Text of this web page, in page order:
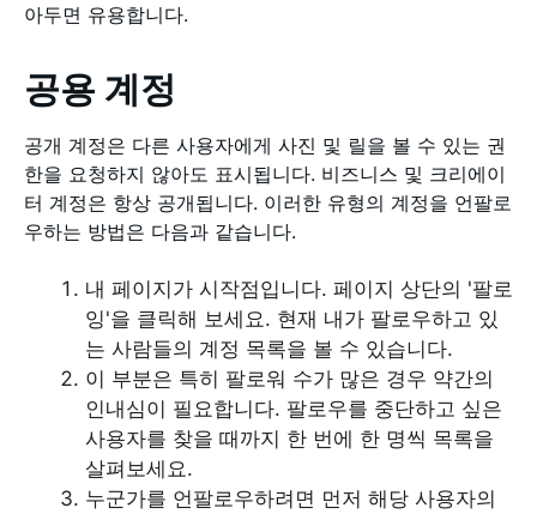
아두면 유용합니다.
공용 계정
공개 계정은 다른 사용자에게 사진 및 릴을 볼 수 있는 권
한을 요청하지 않아도 표시됩니다. 비즈니스 및 크리에이
터 계정은 항상 공개됩니다. 이러한 유형의 계정을 언팔로
우하는 방법은 다음과 같습니다.
내 페이지가 시작점입니다. 페이지 상단의 '팔로
잉'을 클릭해 보세요. 현재 내가 팔로우하고 있
는 사람들의 계정 목록을 볼 수 있습니다.
이 부분은 특히 팔로워 수가 많은 경우 약간의
인내심이 필요합니다. 팔로우를 중단하고 싶은
사용자를 찾을 때까지 한 번에 한 명씩 목록을
살펴보세요.
누군가를 언팔로우하려면 먼저 해당 사용자의